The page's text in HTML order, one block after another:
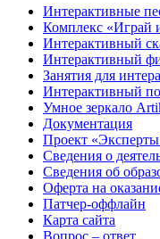
Интерактивные
Комплекс «Играй
Интерактивный
Интерактивный
Занятия для
Интерактивный
Умное зеркало
Документация
Проект
Сведения о
Сведения об
Оферта на
Патчер-оффлайн
Карта сайта